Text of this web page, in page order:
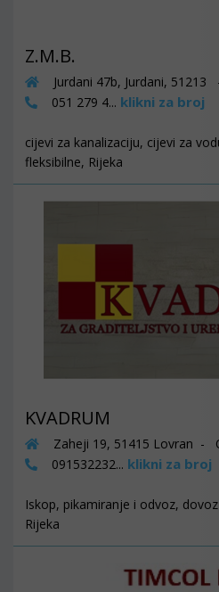
Z.M.B.
Jurdani 47b, Jurdani,
051 279 4... klikni za broj
cijevi za kanalizaciju, cijevi za
fleksibilne, Rijeka
KVADRUM
Zaheji 19, 51415 Lovran -
091532232... klikni za broj
Iskop, pikamiranje i odvoz,
Rijeka